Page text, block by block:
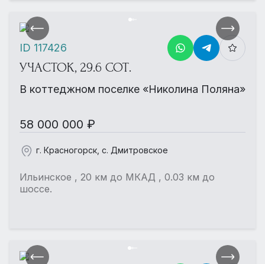
УЧАСТОК, 29.6 СОТ.
В коттеджном поселке «Николина Поляна»
58 000 000 ₽
г. Красногорск, с. Дмитровское
Ильинское , 20 км до МКАД , 0.03 км до
шоссе.
ID 117426